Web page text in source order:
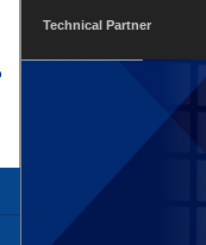
Technical Partner